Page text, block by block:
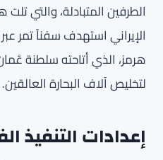
الطرفين المتبادلة، والتي
الإيراني استهدف سفناً تمر
هرمز، الذي أتاحته سلطنة
لتخليص آلاف البحارة العالقين.
إعدادات التنفيذ